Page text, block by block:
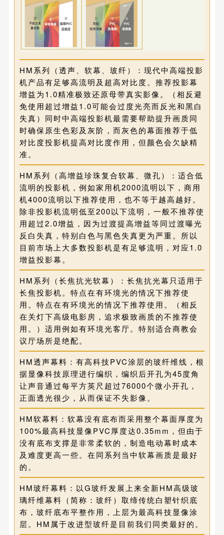
HM系列（透声、软幕、玻纤）：现代中高端投影
机产品有足够高流明及超高对比度。推荐投影幕
增益为1.0精准极致还原母带真实影像。（相反避
免使用超过增益1.0可能会过度光亮而反光和黑白
失真）同时中高端投影机最需要帮助提升画质同
时确保原生色彩及灰阶，而灰色的幕面推荐于低
对比度投影机提高对比度作用，但颜色会欠缺精
准。
HM系列（高增益珍珠复合软幕、微孔）：适合低
流明的投影机，例如家用机2000流明以下，商用
机4000流明以下推荐使用，也不等于越高越好。
除非投影机流明低至200以下流明，一般不推荐使
用超过2.0增益，因为过渡提高增益等同过渡曝光
反白失真，特别白色与黑色失真更为严重。所以
目前市场上大多数投影机是有足够流明，对应1.0
增益投影幕。
HM系列（长焦抗光软幕）：长焦抗光幕只适用于
长焦投影机。特点在有环境光的情况下推荐使
用。特点在有环境光的情况下推荐使用。（相反
在关灯下高级电影房，追求极致画质的不推荐使
用。）适用例如有环境光客厅。特别适合商教会
议厅场所是绝配。
HM透声幕料：有高科技PVC涂层的玻纤维线，根
据显像科技原理进行编织，编织后开孔为45度角
让声音通过每平方英尺超过76000个微小开孔，
正面透光很少，从而保证不失影像。
HM软幕料：软幕没有底布而采用整个幕面厚度为
100%最高科技显像PVC厚度达0.35mm，但由于
没有底布支撑是非常柔软的，制造电动幕时成本
及难度更高一些。在同系列当中软幕画质是最好
的。
HM玻纤幕料：以G玻纤发展上来全新HM高级玻
璃纤维幕料（简称：玻纤）取缔传统白塑针织底
布，玻纤底布平整作用，上层为最高科技显像涂
层。HM属于改进型玻纤是目前我们同类最好的。